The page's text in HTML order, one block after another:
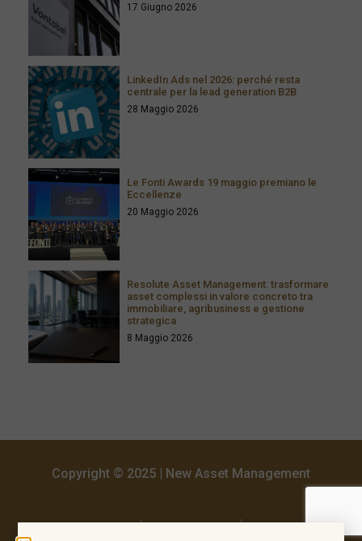
17 Giugno 2026
LinkedIn Ads nel 2026: perché resta
centrale per la lead generation B2B
28 Maggio 2026
Le Fonti Awards 19 maggio premiano le
Eccellenze
20 Maggio 2026
Resolute Asset Management: trasformare
asset complessi in valore concreto tra
immobiliare, agribusiness e gestione
strategica
8 Maggio 2026
Copyright © 2025 | New Asset Management